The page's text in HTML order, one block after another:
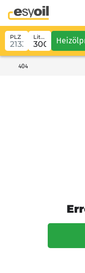
PLZ Liter
404